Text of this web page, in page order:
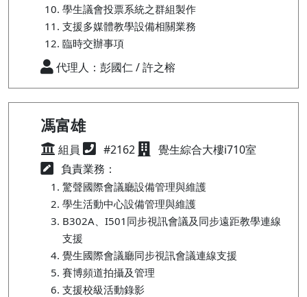
學生議會投票系統之群組製作
支援多媒體教學設備相關業務
臨時交辦事項
代理人：彭國仁 / 許之榕
馮富雄
組員 #2162
覺生綜合大樓i710室
負責業務：
驚聲國際會議廳設備管理與維護
學生活動中心設備管理與維護
B302A、I501同步視訊會議及同步遠距教學連線
支援
覺生國際會議廳同步視訊會議連線支援
賽博頻道拍攝及管理
支援校級活動錄影